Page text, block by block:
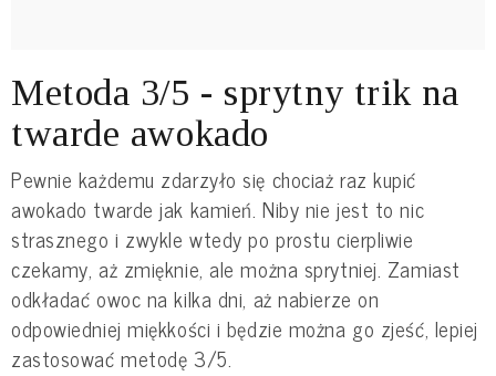
Metoda 3/5 - sprytny trik na
twarde awokado
Pewnie każdemu zdarzyło się chociaż raz kupić
awokado twarde jak kamień. Niby nie jest to nic
strasznego i zwykle wtedy po prostu cierpliwie
czekamy, aż zmięknie, ale można sprytniej. Zamiast
odkładać owoc na kilka dni, aż nabierze on
odpowiedniej miękkości i będzie można go zjeść, lepiej
zastosować metodę 3/5.